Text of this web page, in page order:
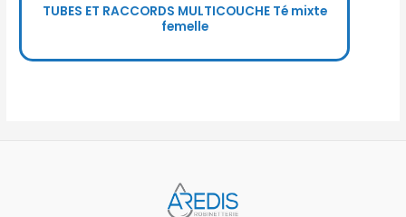
TUBES ET RACCORDS MULTICOUCHE Té mixte
femelle